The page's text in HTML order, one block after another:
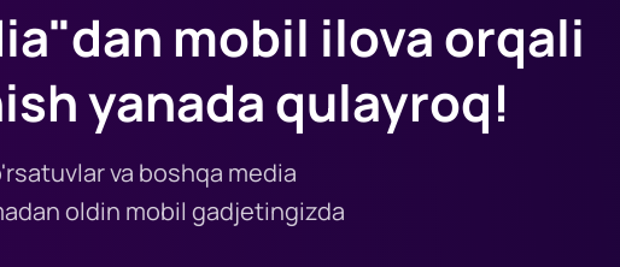
mobil ilova orqali
yanada qulayroq!
va boshqa media
oldin mobil gadjetingizda